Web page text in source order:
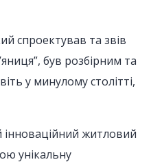
спроектував та звів
був розбірним та
у минулому столітті,
інноваційний житловий
унікальну